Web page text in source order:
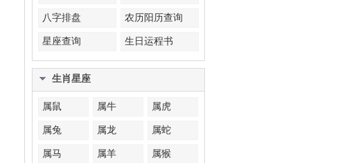
八字排盘 农历阳历查询
星座查询 生日运程书
生肖星座
属鼠 属牛 属虎
属兔 属龙 属蛇
属马 属羊 属猴